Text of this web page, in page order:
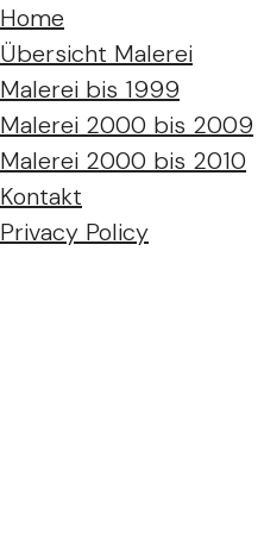
Home
Übersicht Malerei
Malerei bis 1999
Malerei 2000 bis 2009
Malerei 2000 bis 2010
Kontakt
Privacy Policy